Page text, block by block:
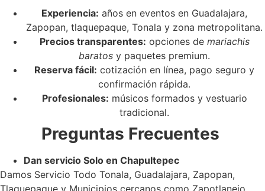
Experiencia: años en eventos en Guadalajara,
Zapopan, tlaquepaque, Tonala y zona metropolitana.
Precios transparentes: opciones de mariachis
baratos y paquetes premium.
Reserva fácil: cotización en línea, pago seguro y
confirmación rápida.
Profesionales: músicos formados y vestuario
tradicional.
Preguntas Frecuentes
Dan servicio Solo en Chapultepec
Damos Servicio Todo Tonala, Guadalajara, Zapopan,
Tlaquepaque y Municipios cercanos como Zapotlanejo,